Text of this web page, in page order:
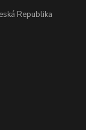
Republika